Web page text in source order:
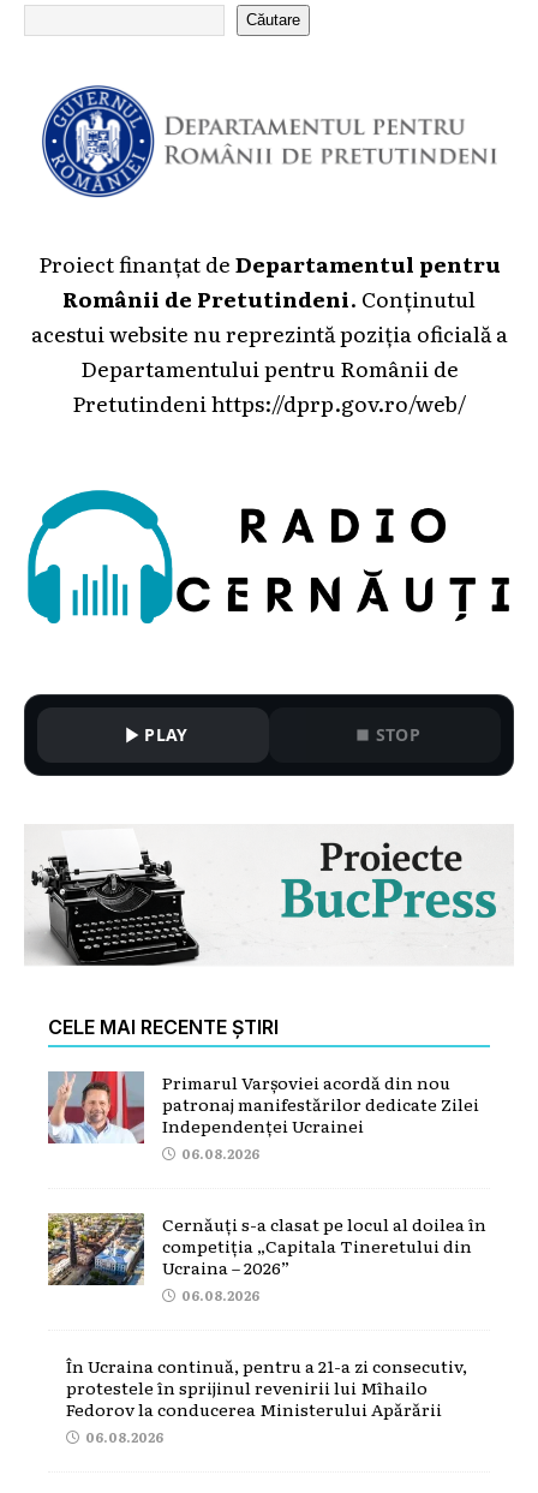
Căutare
Proiect finanțat deDepartamentul pentru
Românii de Pretutindeni. Conținutul
acestui website nu reprezintă poziția oficială a
Departamentului pentru Românii de
Pretutindeni https://dprp.gov.ro/web/
PLAY STOP
CELE MAI RECENTE ȘTIRI
Primarul Varșoviei acordă din nou
patronaj manifestărilor dedicate Zilei
Independenței Ucrainei
06.08.2026
Cernăuți s-a clasat pe locul al doilea în
competiția „Capitala Tineretului din
Ucraina – 2026”
06.08.2026
În Ucraina continuă, pentru a 21-a zi consecutiv,
protestele în sprijinul revenirii lui Mîhailo
Fedorov la conducerea Ministerului Apărării
06.08.2026